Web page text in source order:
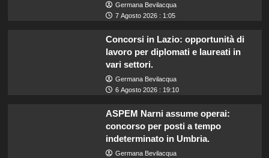
Germana Bevilacqua
7 Agosto 2026 : 1:05
Concorsi in Lazio: opportunità di
lavoro per diplomati e laureati in
vari settori.
Germana Bevilacqua
6 Agosto 2026 : 19:10
ASPEM Narni assume operai:
concorso per posti a tempo
indeterminato in Umbria.
Germana Bevilacqua